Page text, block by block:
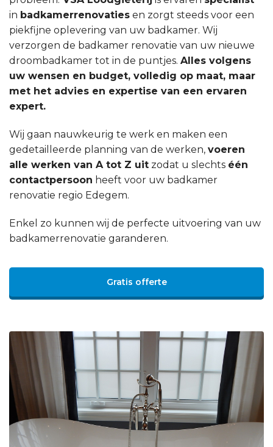
in badkamerrenovaties en zorgt steeds voor een
piekfijne oplevering van uw badkamer. Wij
verzorgen de badkamer renovatie van uw nieuwe
droombadkamer tot in de puntjes. Alles volgens
uw wensen en budget, volledig op maat, maar
met het advies en expertise van een ervaren
expert.
Wij gaan nauwkeurig te werk en maken een
gedetailleerde planning van de werken, voeren
alle werken van A tot Z uit zodat u slechts één
contactpersoon heeft voor uw badkamer
renovatie regio Edegem.
Enkel zo kunnen wij de perfecte uitvoering van uw
badkamerrenovatie garanderen.
Gratis offerte